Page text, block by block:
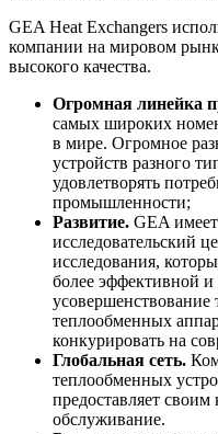
GEA Heat Exchangers
компании на мировом
высокого качества.
Огромная линейка
самых широких
в мире. Огромное
устройств разного
удовлетворять
промышленности;
Развитие. GEA
исследовательский
исследования,
более эффективной
усовершенствование
теплообменных
конкурировать на
Глобальная сеть.
теплообменных
предоставляет
обслуживание.